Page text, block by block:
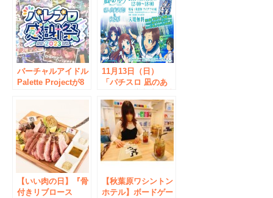
VRサミットを秋葉
原にて開催 ～最先
端VR業界の“い
ま”と“これから”～
バーチャルアイドル
Palette Projectが8
祭2023」を開催！
11月13日（日）
「パチスロ 凪のあ
打会 in 秋葉原 開催
決定！
【いい肉の日】『骨
付きリブロース
【秋葉原ワシントン
ホテル】ボードゲー